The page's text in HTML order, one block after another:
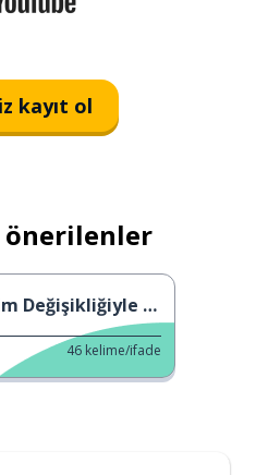
kayıt ol
önerilenler
Mücadele Ediyor
46 kelime/ifade